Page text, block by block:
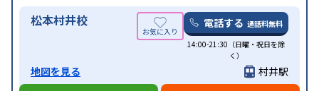
松本村井校 電話する 通話料無料
14:00-21:30（日曜・祝日を除
く）
地図を見る
村井駅